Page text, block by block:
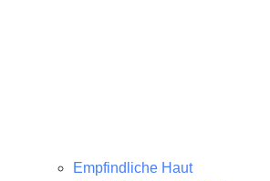
Empfindliche Haut